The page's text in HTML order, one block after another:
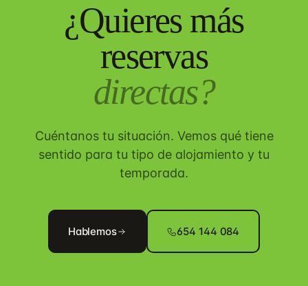
¿Quieres más
reservas
directas?
Cuéntanos tu situación. Vemos qué tiene
sentido para tu tipo de alojamiento y tu
temporada.
Hablemos 654 144 084